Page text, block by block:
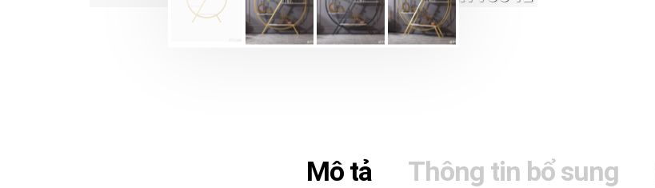
Mô tả Thông tin bổ sung